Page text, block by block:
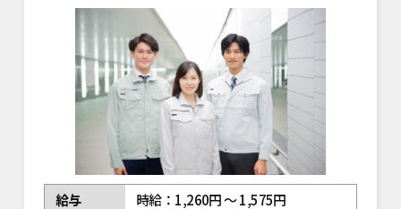
給与 時給：1,260円 ～ 1,575円